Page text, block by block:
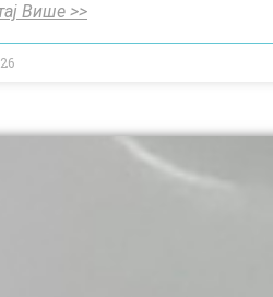
Више >>